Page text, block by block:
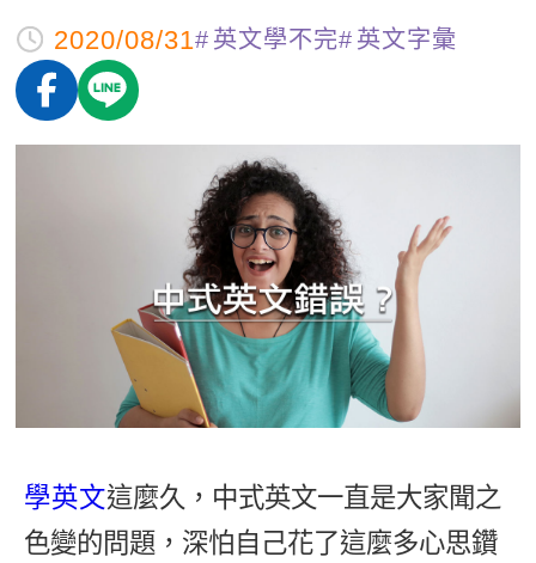
英文檢定
TOEIC 多益課程
GEPT 全民英檢課程
TOEFL 托福課程
能力養成
英文聽力養成
開口溜英文
旅遊英文
基礎字彙
情境閱讀
英文寫作
英語俱樂部
ECAM
Let's Talk
韓語
西班牙語
兒童美語
一對一家教
企業訓練
數位學習教材
多益秒學堂
師資團隊
學習分享
學員故事
2020/08/31 英文學不完 英文字彙
學英文這麼久，中式英文一直是大家聞之
色變的問題，深怕自己花了這麼多心思鑽